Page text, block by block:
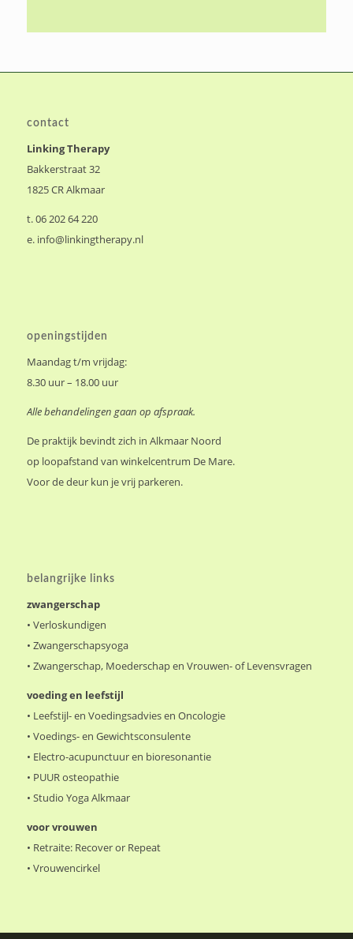
contact
Linking Therapy
Bakkerstraat 32
1825 CR Alkmaar
t. 06 202 64 220
e. info@linkingtherapy.nl
openingstijden
Maandag t/m vrijdag:
8.30 uur – 18.00 uur
Alle behandelingen gaan op afspraak.
De praktijk bevindt zich in Alkmaar Noord
op loopafstand van winkelcentrum De Mare.
Voor de deur kun je vrij parkeren.
belangrijke links
zwangerschap
• Verloskundigen
• Zwangerschapsyoga
• Zwangerschap, Moederschap en Vrouwen- of Levensvragen
voeding en leefstijl
• Leefstijl- en Voedingsadvies en Oncologie
• Voedings- en Gewichtsconsulente
• Electro-acupunctuur en bioresonantie
• PUUR osteopathie
• Studio Yoga Alkmaar
voor vrouwen
• Retraite: Recover or Repeat
• Vrouwencirkel